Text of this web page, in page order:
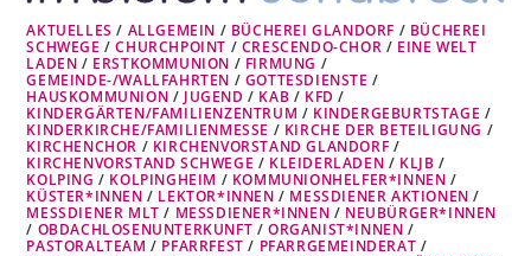
AKTUELLES / ALLGEMEIN / BÜCHEREI GLANDORF / BÜCHEREI
SCHWEGE /CHURCHPOINT / CRESCENDO-CHOR / EINE WELT
LADEN / ERSTKOMMUNION / FIRMUNG /
GEMEINDE-/WALLFAHRTEN / GOTTESDIENSTE /
HAUSKOMMUNION / JUGEND / KAB / KFD /
KINDERGÄRTEN/FAMILIENZENTRUM / KINDERGEBURTSTAGE /
KINDERKIRCHE/FAMILIENMESSE / KIRCHE DER BETEILIGUNG /
KIRCHENCHOR / KIRCHENVORSTAND GLANDORF /
KIRCHENVORSTAND SCHWEGE / KLEIDERLADEN / KLJB /
KOLPING / KOLPINGHEIM / KOMMUNIONHELFER*INNEN /
KÜSTER*INNEN / LEKTOR*INNEN / MESSDIENER AKTIONEN /
MESSDIENER MLT / MESSDIENER*INNEN / NEUBÜRGER*INNEN
/ OBDACHLOSENUNTERKUNFT /ORGANIST*INNEN /
PASTORALTEAM / PFARRFEST / PFARRGEMEINDERAT /